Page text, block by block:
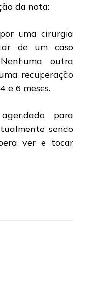
da nota:
uma cirurgia
de um caso
outra
recuperação
e 6 meses.
para
sendo
ver e tocar